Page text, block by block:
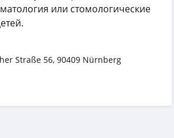
или стомологические
Straße 56, 90409 Nürnberg